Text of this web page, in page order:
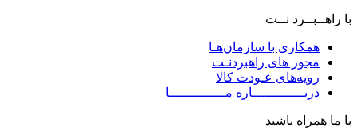
با راهــبــرد نــت
همکاری با سازمان‌هـا
مجوز های راهبردنـت
رویه‌های عـودت کالا
دربـــــــــــــاره مــــــــــــــا
با ما همراه باشید